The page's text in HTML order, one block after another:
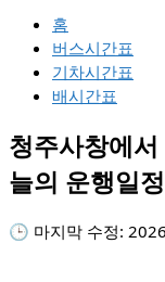
홈
버스시간표
기차시간표
배시간표
청주사창에
늘의 운행일정
🕒 마지막 수정: